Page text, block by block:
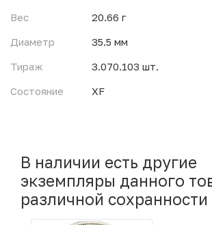
Вес
20.66 г
Диаметр
35.5 мм
Тираж
3.070.103 шт.
Состояние
XF
В наличии есть другие
экземпляры данного
различной сохранности